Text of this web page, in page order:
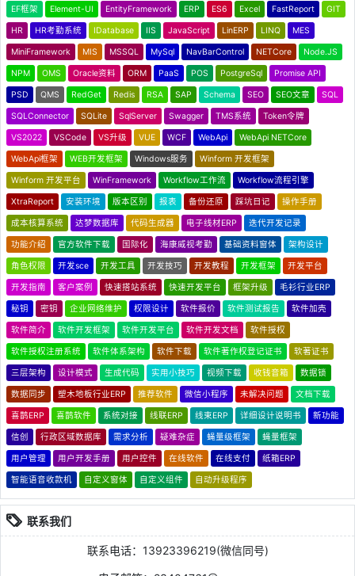
EF框架 Element-UI EntityFramework ERP ES6 Excel FastReport GIT
HR HR考勤系统 IDatabase IIS JavaScript LinERP LINQ MES
MiniFramework MIS MSSQL MySql NavBarControl NETCore Node.JS
NPM OMS Oracle资料 ORM PaaS POS PostgreSql Promise API
PSD QMS RedGet Redis RSA SAP Schema SEO SEO文章 SQL
SQLConnector SQLite SqlServer Swagger TMS系统 Token令牌
VS2022 VSCode VS升级 VUE WCF WebApi WebApi NETCore
WebApi框架 WEB开发框架 Windows服务 Winform 开发框架
Winform 开发平台 WinFramework Workflow工作流 Workflow流程引擎
XtraReport 安装环境 版本区别 报表 备份还原 踩坑日记 操作手册
成本核算系统 达梦数据库 代码生成器 电子线材ERP 迭代开发记录
功能介绍 官方软件下载 国际化 海康威视考勤 基础资料窗体 架构设计
角色权限 开发sce 开发工具 开发技巧 开发教程 开发框架 开发平台
开发指南 客户案例 快速搭站系统 快速开发平台 框架升级 毛衫行业ERP
秘钥 密钥 企业网络维护 权限设计 软件报价 软件测试报告 软件加壳
软件简介 软件开发框架 软件开发平台 软件开发文档 软件授权
软件授权注册系统 软件体系架构 软件下载 软件著作权登记证书 软著证书
三层架构 设计模式 生成代码 实用小技巧 视频下载 收钱音箱 数据锁
数据同步 塑木地板行业ERP 推荐软件 微信小程序 未解决问题 文档下载
喜鹊ERP 喜鹊软件 系统对接 线联ERP 线束ERP 详细设计说明书 新功能
信创 行政区域数据库 需求分析 疑难杂症 蝇量级框架 蝇量框架
用户管理 用户开发手册 用户控件 在线软件 在线支付 纸箱ERP
智能语音收款机 自定义窗体 自定义组件 自动升级程序
联系我们
联系电话：13923396219(微信同号)